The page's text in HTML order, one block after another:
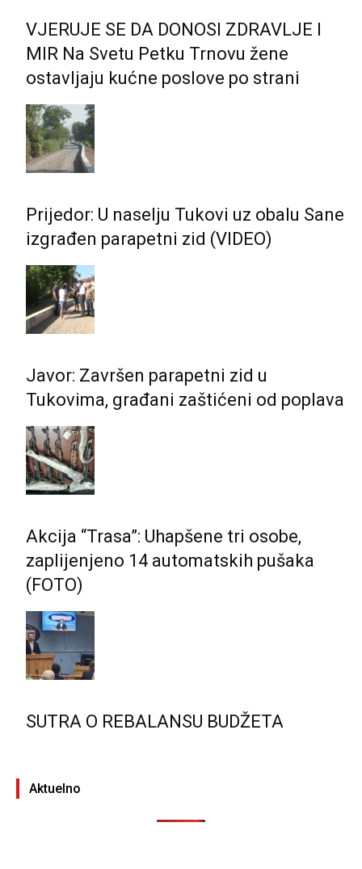
VJERUJE SE DA DONOSI ZDRAVLJE I
MIR Na Svetu Petku Trnovu žene
ostavljaju kućne poslove po strani
Prijedor: U naselju Tukovi uz obalu Sane
izgrađen parapetni zid (VIDEO)
Javor: Završen parapetni zid u
Tukovima, građani zaštićeni od poplava
Akcija “Trasa”: Uhapšene tri osobe,
zaplijenjeno 14 automatskih pušaka
(FOTO)
SUTRA O REBALANSU BUDŽETA
Aktuelno